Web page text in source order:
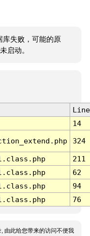
库失败，可能的原
启动。
Line
14
324
211
62
94
76
由此给您带来的访问不便我